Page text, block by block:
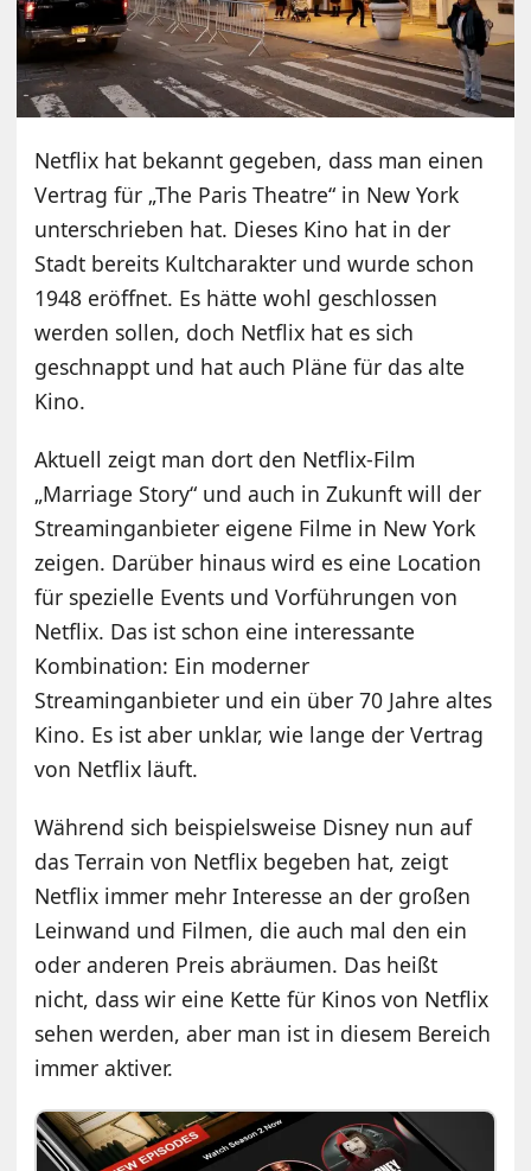
Netflix hat bekannt gegeben, dass man einen
Vertrag für „The Paris Theatre“ in New York
unterschrieben hat. Dieses Kino hat in der
Stadt bereits Kultcharakter und wurde schon
1948 eröffnet. Es hätte wohl geschlossen
werden sollen, doch Netflix hat es sich
geschnappt und hat auch Pläne für das alte
Kino.
Aktuell zeigt man dort den Netflix-Film
„Marriage Story“ und auch in Zukunft will der
Streaminganbieter eigene Filme in New York
zeigen. Darüber hinaus wird es eine Location
für spezielle Events und Vorführungen von
Netflix. Das ist schon eine interessante
Kombination: Ein moderner
Streaminganbieter und ein über 70 Jahre altes
Kino. Es ist aber unklar, wie lange der Vertrag
von Netflix läuft.
Während sich beispielsweise Disney nun auf
das Terrain von Netflix begeben hat, zeigt
Netflix immer mehr Interesse an der großen
Leinwand und Filmen, die auch mal den ein
oder anderen Preis abräumen. Das heißt
nicht, dass wir eine Kette für Kinos von Netflix
sehen werden, aber man ist in diesem Bereich
immer aktiver.